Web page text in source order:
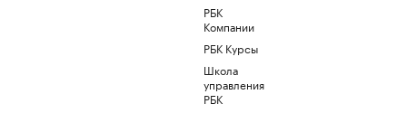
РБК
Компании
РБК Курсы
Школа
управления
РБК